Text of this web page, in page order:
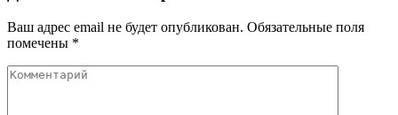
Ваш адрес email не будет опубликован. Обязательные поля
помечены *